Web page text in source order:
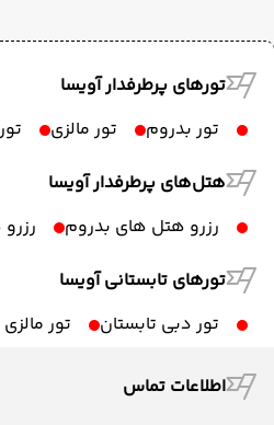
تورهای پرطرفدار آویسا
تور بدروم
تور مالزی
هتل‌های پرطرفدار آویسا
رزرو هتل های بدروم
تورهای تابستانی آویسا
تور دبی تابستان
تور
اطلاعات تماس